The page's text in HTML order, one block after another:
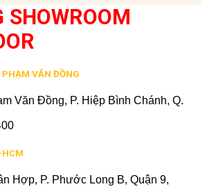
SHOWROOM
VĂN ĐỒNG
Văn Đồng, P. Hiệp Bình Chánh, Q.
Hợp, P. Phước Long B, Quận 9,